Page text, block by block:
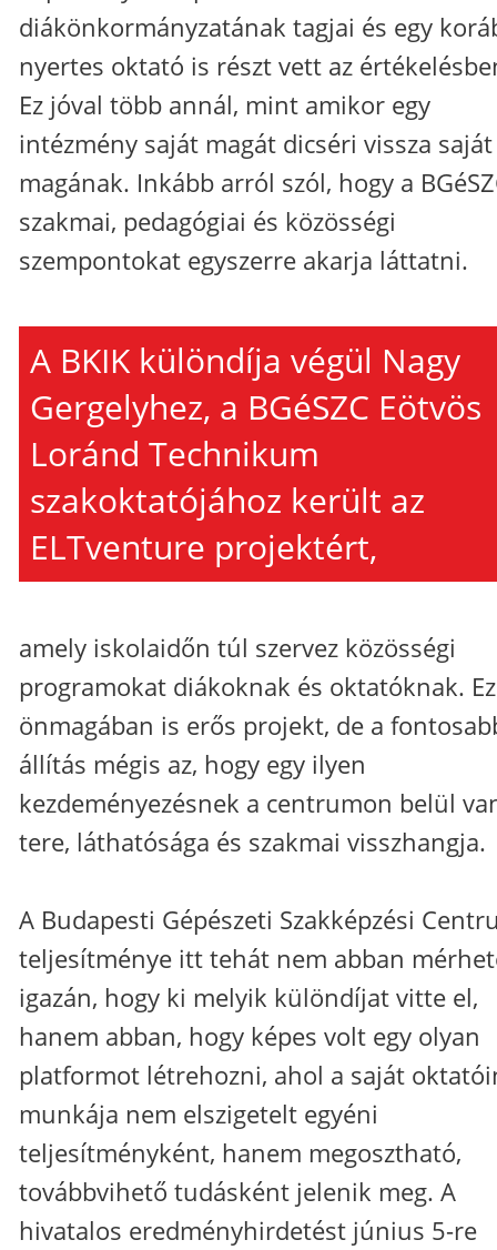
diákönkormányzatának tagjai és egy
nyertes oktató is részt vett az
Ez jóval több annál, mint amikor egy
intézmény saját magát dicséri vissza saját
magának. Inkább arról szól, hogy a
szakmai, pedagógiai és közösségi
szempontokat egyszerre akarja láttatni.
A BKIK különdíja végül Nagy
Gergelyhez, a BGéSZC Eötvös
Loránd Technikum
szakoktatójához került az
ELTventure projektért,
amely iskolaidőn túl szervez közösségi
programokat diákoknak és oktatóknak. Ez
önmagában is erős projekt, de a
állítás mégis az, hogy egy ilyen
kezdeményezésnek a centrumon belül
tere, láthatósága és szakmai visszhangja.
A Budapesti Gépészeti Szakképzési
teljesítménye itt tehát nem abban
igazán, hogy ki melyik különdíjat vitte el,
hanem abban, hogy képes volt egy olyan
platformot létrehozni, ahol a saját
munkája nem elszigetelt egyéni
teljesítményként, hanem megosztható,
továbbvihető tudásként jelenik meg. A
hivatalos eredményhirdetést június 5-re